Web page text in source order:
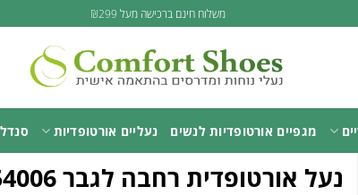
משלוח חינם ברכישה מעל ₪299
מגפיים אורטופדיות לנשים נעליים אורטופדיות
נעל אורטופדית רחבה לגבר 654006